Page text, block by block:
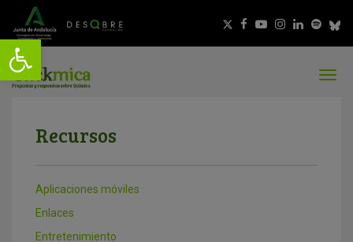
Recursos
Aplicaciones móviles
Enlaces
Entretenimiento